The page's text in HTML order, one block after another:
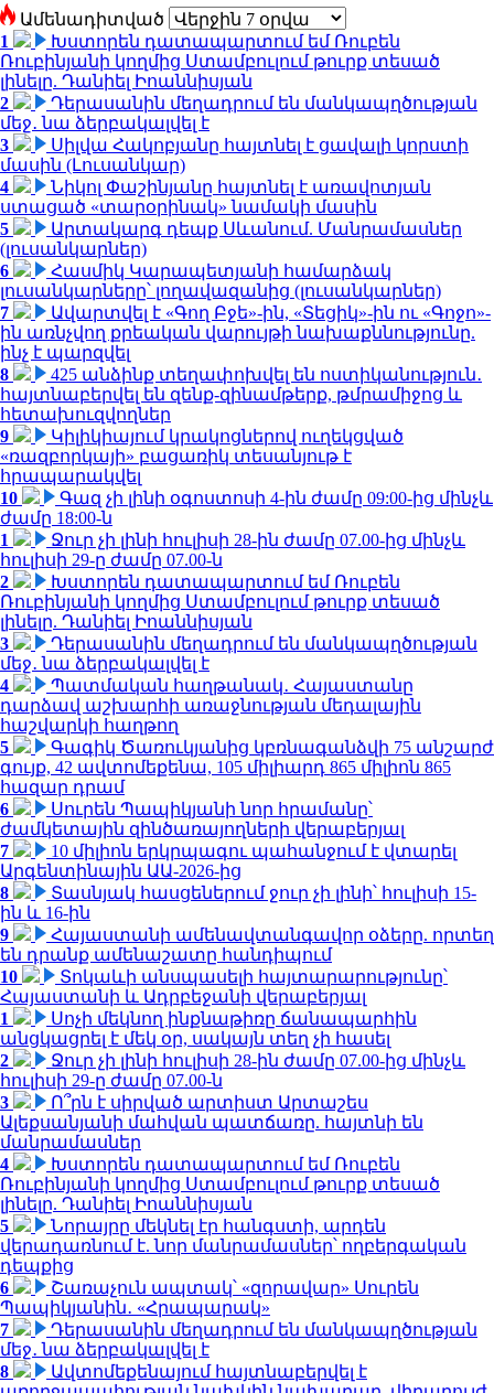
Ամենադիտված
1
Խստորեն դատապարտում եմ Ռուբեն
Ռուբինյանի կողմից Ստամբուլում թուրք տեսած
լինելը. Դանիել Իոաննիսյան
2
Դերասանին մեղադրում են մանկապղծության
մեջ․ նա ձերբակալվել է
3
Սիլվա Հակոբյանը հայտնել է ցավալի կորստի
մասին (Լուսանկար)
4
Նիկոլ Փաշինյանը հայտնել է առավոտյան
ստացած «տարօրինակ» նամակի մասին
5
Արտակարգ դեպք Սևանում. Մանրամասներ
(լուսանկարներ)
6
Հասմիկ Կարապետյանի համարձակ
լուսանկարները՝ լողավազանից (լուսանկարներ)
7
Ավարտվել է «Գող Բջե»-ին, «Տեցիկ»-ին ու «Գոջո»-
ին առնչվող քրեական վարույթի նախաքննությունը.
ինչ է պարզվել
8
425 անձինք տեղափոխվել են ոստիկանություն․
հայտնաբերվել են զենք-զինամթերք, թմրամիջոց և
հետախուզվողներ
9
Կիլիկիայում կրակոցներով ուղեկցված
«ռազբորկայի» բացառիկ տեսանյութ է
հրապարակվել
10
Գազ չի լինի օգոստոսի 4-ին ժամը 09:00-ից մինչև
ժամը 18:00-ն
1
Ջուր չի լինի հուլիսի 28-ին ժամը 07.00-ից մինչև
հուլիսի 29-ը ժամը 07.00-ն
2
Խստորեն դատապարտում եմ Ռուբեն
Ռուբինյանի կողմից Ստամբուլում թուրք տեսած
լինելը. Դանիել Իոաննիսյան
3
Դերասանին մեղադրում են մանկապղծության
մեջ․ նա ձերբակալվել է
4
Պատմական հաղթանակ․ Հայաստանը
դարձավ աշխարհի առաջնության մեդալային
հաշվարկի հաղթող
5
Գագիկ Ծառուկյանից կբռնագանձվի 75 անշարժ
գույք, 42 ավտոմեքենա, 105 միլիարդ 865 միլիոն 865
հազար դրամ
6
Սուրեն Պապիկյանի նոր հրամանը՝
ժամկետային զինծառայողների վերաբերյալ
7
10 միլիոն երկրպագու պահանջում է վտարել
Արգենտինային ԱԱ-2026-ից
8
Տասնյակ հասցեներում ջուր չի լինի՝ հուլիսի 15-
ին և 16-ին
9
Հայաստանի ամենավտանգավոր օձերը. որտեղ
են դրանք ամենաշատը հանդիպում
10
Տոկաևի անսպասելի հայտարարությունը՝
Հայաստանի և Ադրբեջանի վերաբերյալ
1
Սոչի մեկնող ինքնաթիռը ճանապարհին
անցկացրել է մեկ օր, սակայն տեղ չի հասել
2
Ջուր չի լինի հուլիսի 28-ին ժամը 07.00-ից մինչև
հուլիսի 29-ը ժամը 07.00-ն
3
Ո՞րն է սիրված արտիստ Արտաշես
Ալեքսանյանի մահվան պատճառը. հայտնի են
մանրամասներ
4
Խստորեն դատապարտում եմ Ռուբեն
Ռուբինյանի կողմից Ստամբուլում թուրք տեսած
լինելը. Դանիել Իոաննիսյան
5
Նորայրը մեկնել էր հանգստի, արդեն
վերադառնում է. նոր մանրամասներ՝ ողբերգական
դեպքից
6
Շառաչուն ապտակ՝ «զորավար» Սուրեն
Պապիկյանին․ «Հրապարակ»
7
Դերասանին մեղադրում են մանկապղծության
մեջ․ նա ձերբակալվել է
8
Ավտոմեքենայում հայտնաբերվել է